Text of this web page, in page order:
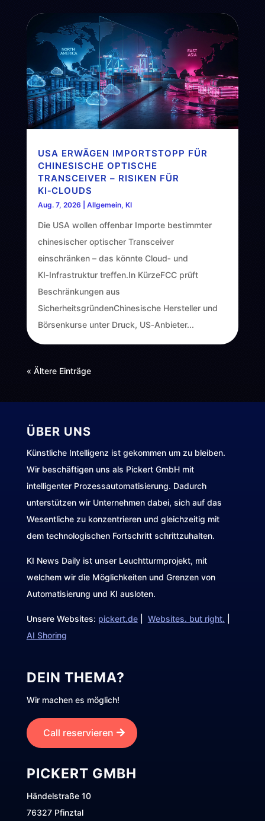
USA ERWÄGEN IMPORTSTOPP FÜR
CHINESISCHE OPTISCHE
TRANSCEIVER – RISIKEN FÜR
KI‑CLOUDS
Aug. 7, 2026 Allgemein, KI
Die USA wollen offenbar Importe bestimmter
chinesischer optischer Transceiver
einschränken – das könnte Cloud‑ und
KI‑Infrastruktur treffen.In KürzeFCC prüft
Beschränkungen aus
SicherheitsgründenChinesische Hersteller und
Börsenkurse unter Druck, US‑Anbieter...
« Ältere Einträge
ÜBER UNS
Künstliche Intelligenz ist gekommen um zu bleiben.
Wir beschäftigen uns als Pickert GmbH mit
intelligenter Prozessautomatisierung. Dadurch
unterstützen wir Unternehmen dabei, sich auf das
Wesentliche zu konzentrieren und gleichzeitig mit
dem technologischen Fortschritt schrittzuhalten.
KI News Daily ist unser Leuchtturmprojekt, mit
welchem wir die Möglichkeiten und Grenzen von
Automatisierung und KI ausloten.
Unsere Websites: pickert.de| Websites. but right.
AI Shoring
DEIN THEMA?
Wir machen es möglich!
Call reservieren
PICKERT GMBH
Händelstraße 10
76327 Pfinztal